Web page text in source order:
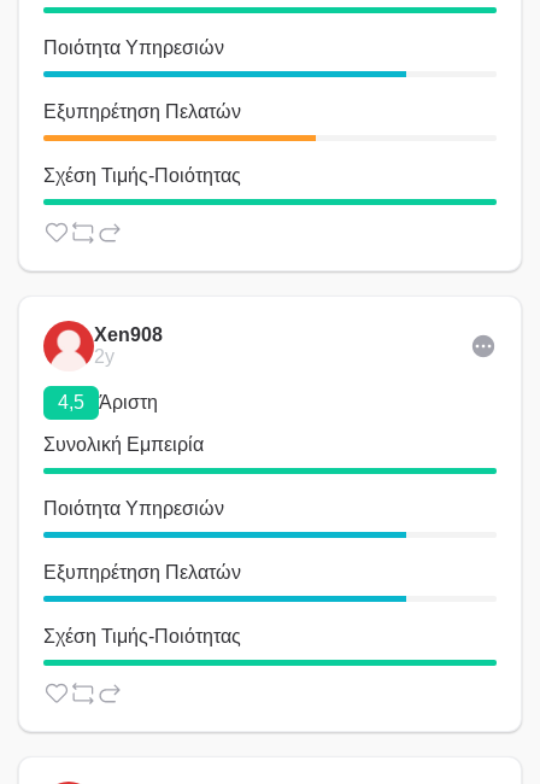
Ποιότητα Υπηρεσιών
Εξυπηρέτηση Πελατών
Σχέση Τιμής-Ποιότητας
Xen908
2y
4,5 Άριστη
Συνολική Εμπειρία
Ποιότητα Υπηρεσιών
Εξυπηρέτηση Πελατών
Σχέση Τιμής-Ποιότητας